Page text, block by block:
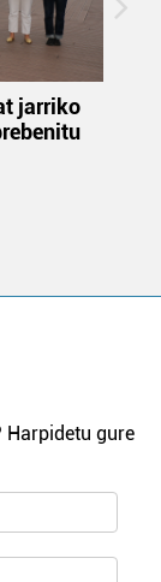
jarriko
Harpidetu gure